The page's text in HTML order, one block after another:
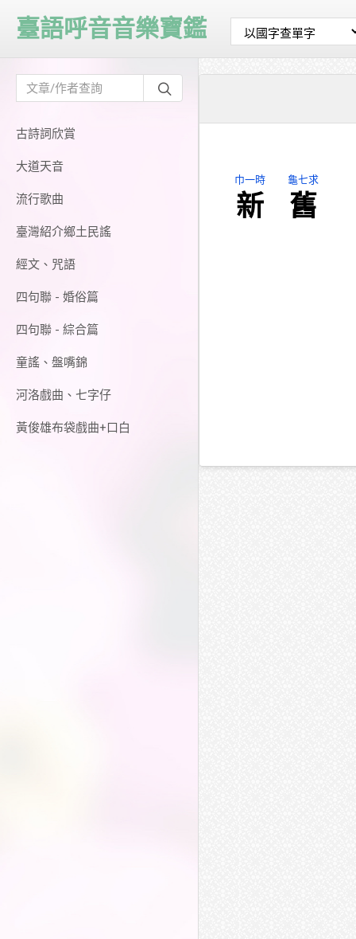
古詩詞欣賞
大道天音
流行歌曲
臺灣紹介鄉土民謠
經文、咒語
四句聯 - 婚俗篇
四句聯 - 綜合篇
童謠、盤嘴錦
河洛戲曲、七字仔
黃俊雄布袋戲曲+口白
臺語呼音音樂寶鑑
巾一時
新
龜七求
舊